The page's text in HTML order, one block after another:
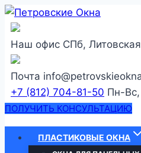
Перейти
содержанию
Наш офис СПб,
Почта
+7 (812) 704-81-50 Пн-Вс,
ПОЛУЧИТЬ КОНСУЛЬТАЦИЮ
ПЛАСТИКОВЫЕ ОКНА